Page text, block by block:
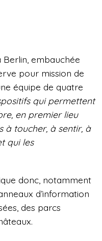
embauchée
pour mission de
équipe de quatre
qui permettent
en premier lieu
à toucher, à sentir, à
qui les
donc, notamment
d’information
des parcs